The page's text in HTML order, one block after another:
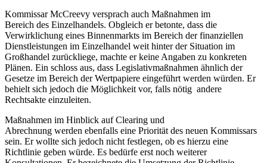
Kommissar McCreevy versprach auch Maßnahmen im
Bereich des Einzelhandels. Obgleich er betonte, dass die
Verwirklichung eines Binnenmarkts im Bereich der finanziellen
Dienstleistungen im Einzelhandel weit hinter der Situation im
Großhandel zurückliege, machte er keine Angaben zu konkreten
Plänen. Ein schloss aus, dass Legislativmaßnahmen ähnlich der
Gesetze im Bereich der Wertpapiere eingeführt werden würden. Er
behielt sich jedoch die Möglichkeit vor, falls nötig andere
Rechtsakte einzuleiten.
Maßnahmen im Hinblick auf Clearing und
Abrechnung werden ebenfalls eine Priorität des neuen Kommissars
sein. Er wollte sich jedoch nicht festlegen, ob es hierzu eine
Richtlinie geben würde. Es bedürfe erst noch weiterer